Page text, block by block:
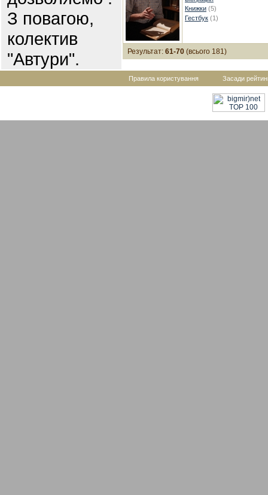
З повагою,
колектив
"Автури".
Книжки (5)
Гестбук (1)
Результат: 61-70 (всього 181)
Правила користування Засади